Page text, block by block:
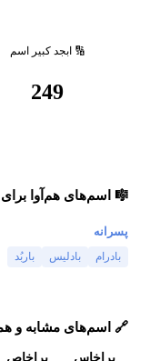
🔢 ابجد کبیر اسم
249
🎼 اسم‌های هم‌آوا
پسرانه
بادرام بادلیس باربُد
🔗 اسم‌های مشابه و
براخاس براخاص